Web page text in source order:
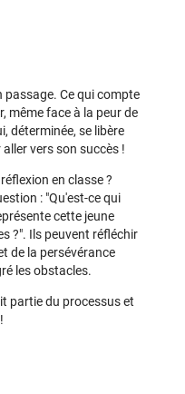
passage. Ce qui compte
même face à la peur de
déterminée, se libère
vers son succès !
en classe ?
: "Qu'est-ce qui
cette jeune
?". Ils peuvent réfléchir
de la persévérance
les obstacles.
partie du processus et